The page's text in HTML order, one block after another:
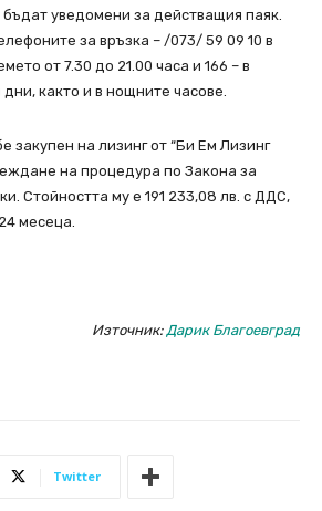
уведомени за действащия паяк.
за връзка – /073/ 59 09 10 в
от 7.30 до 21.00 часа и 166 – в
както и в нощните часове.
закупен на лизинг от “Би Ем Лизинг
на процедура по Закона за
Стойността му е 191 233,08 лв. с ДДС,
месеца.
Източник:Дарик Благоевград
Twitter